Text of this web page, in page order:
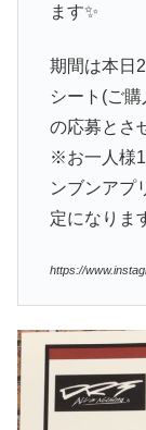
ます✨
期間は本日
シート(ご
の応募とさ
※お一人様
ンブンアプ
定になりま
https://